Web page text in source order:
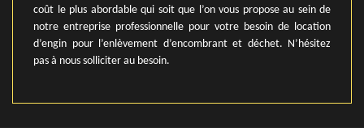
coût le plus abordable qui soit que l’on vous propose au sein de
notre entreprise professionnelle pour votre besoin de location
d’engin pour l’enlèvement d’encombrant et déchet. N’hésitez
pas à nous solliciter au besoin.